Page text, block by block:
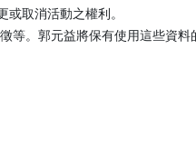
取消活動之權利。
。郭元益將保有使用這些資料